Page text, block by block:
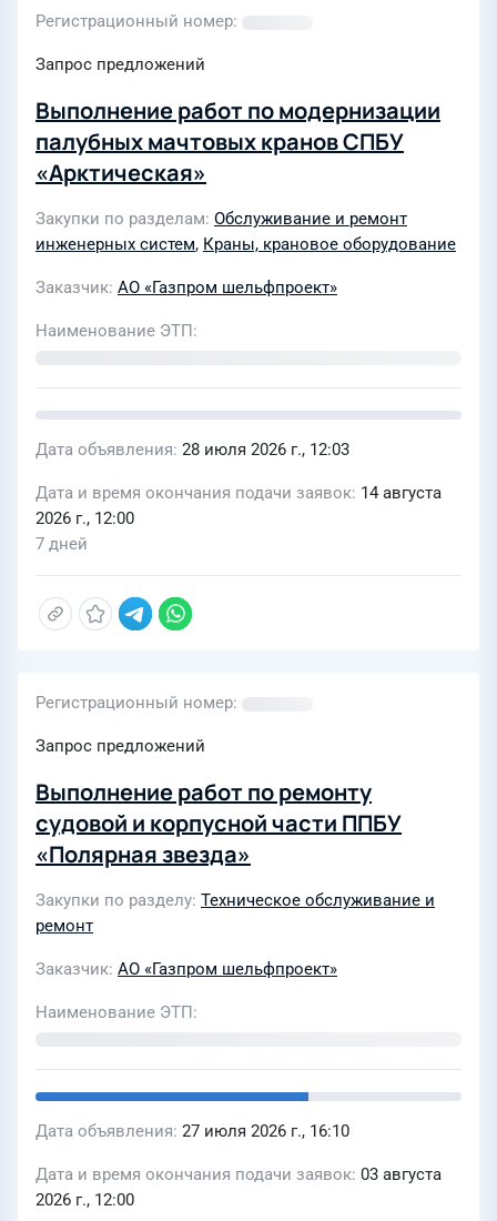
Регистрационный номер
Запрос предложений
Выполнение работ по модернизации
палубных мачтовых кранов СПБУ
«Арктическая»
Закупки по разделам Обслуживание и ремонт
инженерных систем, Краны, крановое оборудование
Заказчик АО «Газпром шельфпроект»
Наименование ЭТП
Дата объявления 28 июля 2026 г., 12:03
Дата и время окончания подачи заявок 14 августа
2026 г., 12:00
7 дней
Регистрационный номер
Запрос предложений
Выполнение работ по ремонту
судовой и корпусной части ППБУ
«Полярная звезда»
Закупки по разделу Техническое обслуживание и
ремонт
Заказчик АО «Газпром шельфпроект»
Наименование ЭТП
Дата объявления 27 июля 2026 г., 16:10
Дата и время окончания подачи заявок 03 августа
2026 г., 12:00